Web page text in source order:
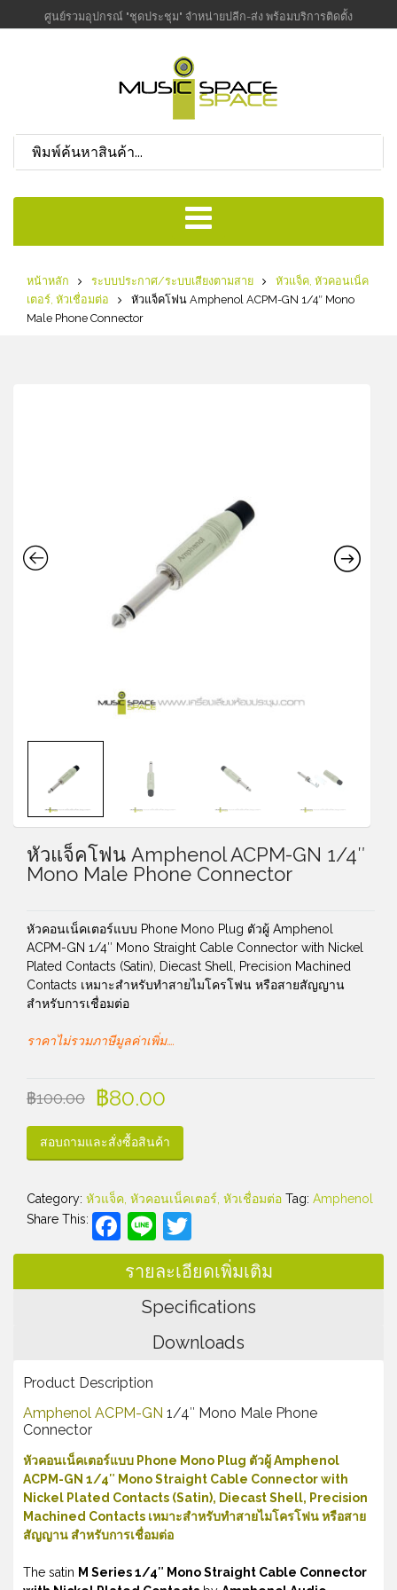
ศูนย์รวมอุปกรณ์ "ชุดประชุม" จำหน่ายปลีก-ส่ง พร้อมบริการติดตั้ง
หน้าหลัก ระบบประกาศ/ระบบเสียงตามสาย
หัวแจ็ค, หัวคอนเน็ค
เตอร์, หัวเชื่อมต่อ
หัวแจ็คโฟน Amphenol ACPM-GN 1/4″ Mono
Male Phone Connector
หัวแจ็คโฟน Amphenol ACPM-GN 1/4″
Mono Male Phone Connector
หัวคอนเน็คเตอร์แบบ Phone Mono Plug ตัวผู้ Amphenol
ACPM-GN 1/4″ Mono Straight Cable Connector with Nickel
Plated Contacts (Satin), Diecast Shell, Precision Machined
Contacts เหมาะสำหรับทำสายไมโครโฟน หรือสายสัญญาน
สำหรับการเชื่อมต่อ
ราคาไม่รวมภาษีมูลค่าเพิ่ม….
฿100.00 ฿80.00
สอบถามและสั่งซื้อสินค้า
Category: หัวแจ็ค, หัวคอนเน็คเตอร์, หัวเชื่อมต่อ Tag: Amphenol
Share This:
Facebook
Line
รายละเอียดเพิ่มเติม
Specifications
Downloads
Product Description
Amphenol ACPM-GN 1/4″ Mono Male Phone
Connector
หัวคอนเน็คเตอร์แบบ Phone Mono Plug ตัวผู้ Amphenol
ACPM-GN 1/4″ Mono Straight Cable Connector with
Nickel Plated Contacts (Satin), Diecast Shell, Precision
Machined Contacts เหมาะสำหรับทำสายไมโครโฟน หรือสาย
สัญญาน สำหรับการเชื่อมต่อ
The satin M Series 1/4″ Mono Straight Cable Connector